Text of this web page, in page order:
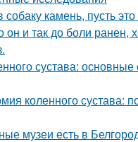
камень, пусть
и так до боли ранен,
сустава: основные
коленного сустава:
музеи есть в